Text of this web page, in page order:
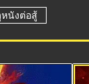
หนังต่อสู้